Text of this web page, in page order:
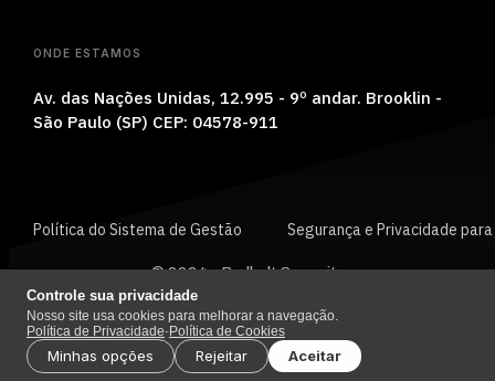
ONDE ESTAMOS
Av. das Nações Unidas, 12.995 - 9º andar. Brooklin -
São Paulo (SP) CEP: 04578-911
Política de Privacidade Código de Ética
© 2024 - Redbelt Security
Política do Sistema de Gestão Segurança e Privacidade
Controle sua privacidade
Nosso site usa cookies para melhorar a navegação.
Política de Privacidade-Política de Cookies
Minhas opções Rejeitar Aceitar